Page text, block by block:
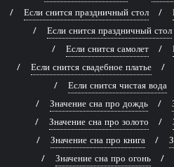
Если снится праздничный стол
Если снится праздничный стол
Если снится самолет
Если снится свадебное платье
Если снится чистая вода
Значение сна про дождь
Значение сна про золото
Значение сна про книга
Значение сна про огонь